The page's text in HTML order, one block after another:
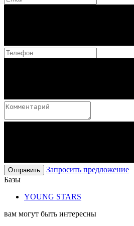
Отправить
Запросить предложение
Базы
YOUNG STARS
вам могут быть интересны